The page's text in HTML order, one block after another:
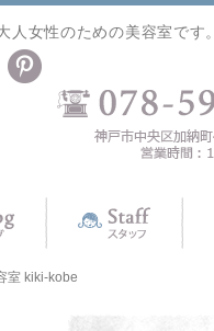
女性のための美容室です。
室 kiki-kobe